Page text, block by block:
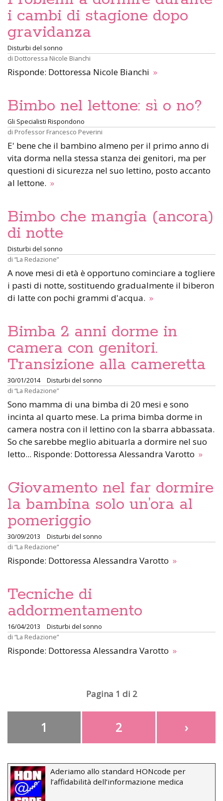
i cambi di stagione dopo
gravidanza
Disturbi del sonno
di Dottoressa Nicole Bianchi
Risponde: Dottoressa Nicole Bianchi »
Bimbo nel lettone: sì o no?
Gli Specialisti Rispondono
di Professor Francesco Peverini
E' bene che il bambino almeno per il primo anno di
vita dorma nella stessa stanza dei genitori, ma per
questioni di sicurezza nel suo lettino, posto accanto
al lettone. »
Bimbo che mangia (ancora)
di notte
Disturbi del sonno
di “La Redazione”
A nove mesi di età è opportuno cominciare a togliere
i pasti di notte, sostituendo gradualmente il biberon
di latte con pochi grammi d'acqua. »
Bimba 2 anni dorme in
camera con genitori.
Transizione alla cameretta
30/01/2014
Disturbi del sonno
di “La Redazione”
Sono mamma di una bimba di 20 mesi e sono
incinta al quarto mese. La prima bimba dorme in
camera nostra con il lettino con la sbarra abbassata.
So che sarebbe meglio abituarla a dormire nel suo
letto... Risponde: Dottoressa Alessandra Varotto »
Giovamento nel far dormire
la bambina solo un’ora al
pomeriggio
30/09/2013
Disturbi del sonno
di “La Redazione”
Risponde: Dottoressa Alessandra Varotto »
Tecniche di
addormentamento
16/04/2013
Disturbi del sonno
di “La Redazione”
Risponde: Dottoressa Alessandra Varotto »
Pagina 1 di 2
1 2 ›
Aderiamo allo standard HONcode per
l’affidabilità dell’informazione medica